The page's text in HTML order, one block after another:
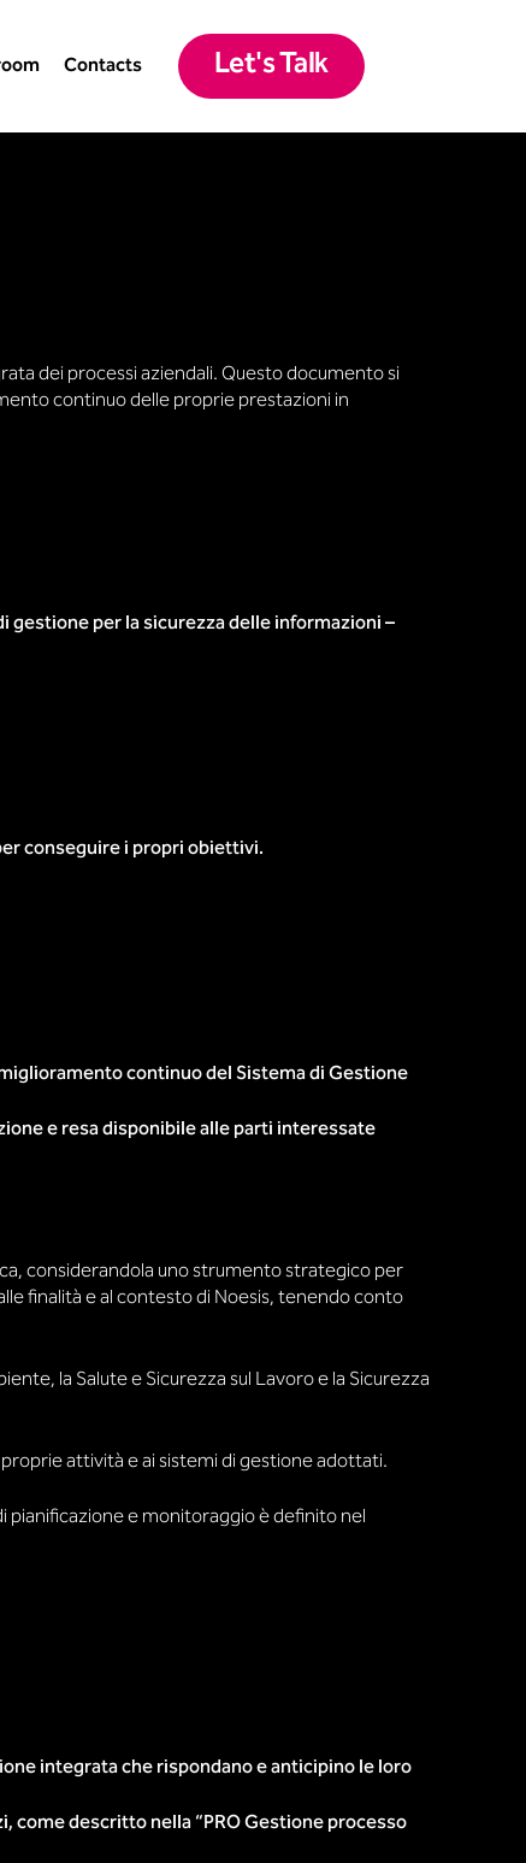
Contacts Let's Talk
dei processi aziendali. Questo documento si
continuo delle proprie prestazioni in
gestione per la sicurezza delle informazioni –
conseguire i propri obiettivi.
continuo del Sistema di Gestione
e resa disponibile alle parti interessate
considerandola uno strumento strategico per
finalità e al contesto di Noesis, tenendo conto
la Salute e Sicurezza sul Lavoro e la Sicurezza
attività e ai sistemi di gestione adottati.
pianificazione e monitoraggio è definito nel
integrata che rispondano e anticipino le loro
come descritto nella “PRO Gestione processo